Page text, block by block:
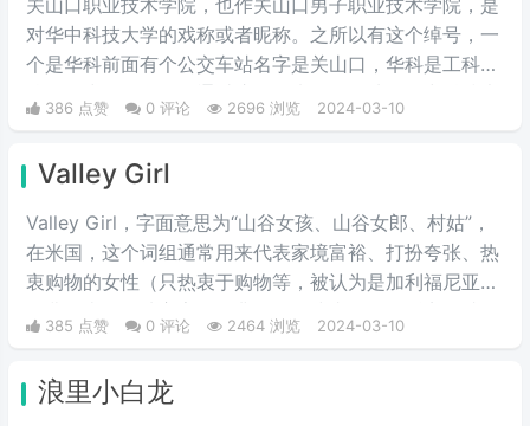
对华中科技大学的戏称或者昵称。之所以有这个绰号，一
个是华科前面有个公交车站名字是关山口，华科是工科院
校，女少男多。人们通过这个梗来开玩笑地将华中科技大
学称作关山口男子职业技术学院。所以有了这个江湖绰
386 点赞 0 评论 2696 浏览 2024-03-10
Valley Girl
Valley Girl，字面意思为“山谷女孩、山谷女郎、村姑”，
在米国，这个词组通常用来代表家境富裕、打扮夸张、热
衷购物的女性（只热衷于购物等，被认为是加利福尼亚州
圣费尔南多谷地富家女的典型）。或者说得难听点，就是
形容波大无脑又拜金虚荣的金发妹，一般被如此称呼的女
娘。
385 点赞 0 评论 2464 浏览 2024-03-10
浪里小白龙